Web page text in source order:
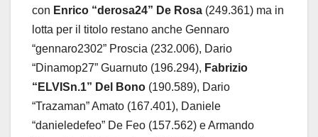
con Enrico “derosa24” De Rosa (249.361) ma in
lotta per il titolo restano anche Gennaro
“gennaro2302” Proscia (232.006), Dario
“Dinamop27” Guarnuto (196.294), Fabrizio
“ELVISn.1” Del Bono (190.589), Dario
“Trazaman” Amato (167.401), Daniele
“danieledefeo” De Feo (157.562) e Armando